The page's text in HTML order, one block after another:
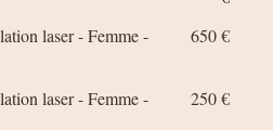
laser - Femme -
650 €
laser - Femme -
250 €